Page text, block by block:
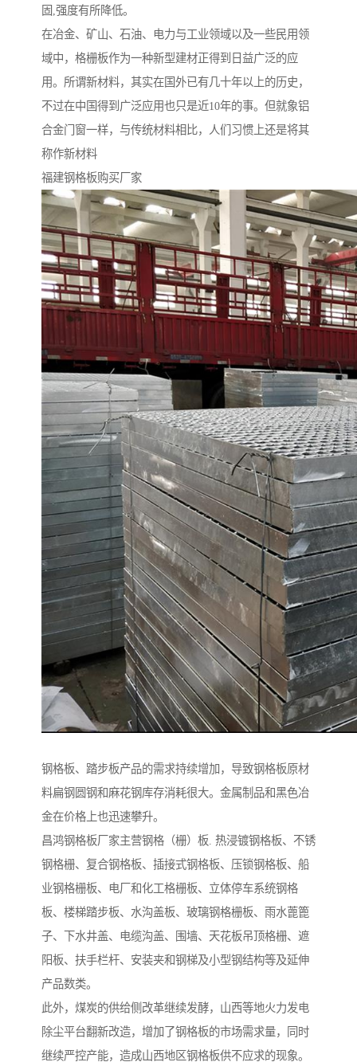
固,强度有所降低。
在冶金、矿山、石油、电力与工业领域以及一些民用领
域中，格栅板作为一种新型建材正得到日益广泛的应
用。所谓新材料，其实在国外已有几十年以上的历史，
不过在中国得到广泛应用也只是近10年的事。但就象铝
合金门窗一样，与传统材料相比，人们习惯上还是将其
称作新材料
福建钢格板购买厂家
钢格板、踏步板产品的需求持续增加，导致钢格板原材
料扁钢圆钢和麻花钢库存消耗很大。金属制品和黑色冶
金在价格上也迅速攀升。
昌鸿钢格板厂家主营钢格（栅）板. 热浸镀钢格板、不锈
钢格栅、复合钢格板、插接式钢格板、压锁钢格板、船
业钢格栅板、电厂和化工格栅板、立体停车系统钢格
板、楼梯踏步板、水沟盖板、玻璃钢格栅板、雨水蓖篦
子、下水井盖、电缆沟盖、围墙、天花板吊顶格栅、遮
阳板、扶手栏杆、安装夹和钢梯及小型钢结构等及延伸
产品数类。
此外，煤炭的供给侧改革继续发酵，山西等地火力发电
除尘平台翻新改造，增加了钢格板的市场需求量，同时
继续严控产能，造成山西地区钢格板供不应求的现象。